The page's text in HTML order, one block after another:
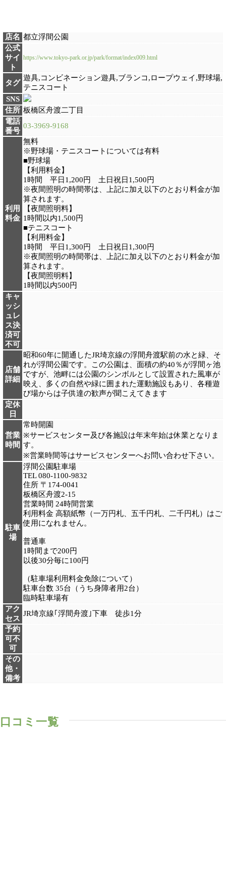
店名 都立浮間公園
公式
サイ
ト
https://www.tokyo-park.or.jp/park/format/index009.html
タグ
遊具,コンビネーション遊具,ブランコ,ロープウェイ,野球場,
テニスコート
SNS
住所 板橋区舟渡二丁目
電話
番号
03-3969-9168
利用
料金
無料
※野球場・テニスコートについては有料
■野球場
【利用料金】
1時間 平日1,200円 土日祝日1,500円
※夜間照明の時間帯は、上記に加え以下のとおり料金が加
算されます。
【夜間照明料】
1時間以内1,500円
■テニスコート
【利用料金】
1時間 平日1,300円 土日祝日1,300円
※夜間照明の時間帯は、上記に加え以下のとおり料金が加
算されます。
【夜間照明料】
1時間以内500円
キャ
ッシ
ュレ
ス決
済可
不可
店舗
詳細
昭和60年に開通したJR埼京線の浮間舟渡駅前の水と緑、そ
れが浮間公園です。この公園は、面積の約40％が浮間ヶ池
ですが、池畔には公園のシンボルとして設置された風車が
映え、多くの自然や緑に囲まれた運動施設もあり、各種遊
び場からは子供達の歓声が聞こえてきます
定休
日
営業
時間
常時開園
※サービスセンター及び各施設は年末年始は休業となりま
す。
※営業時間等はサービスセンターへお問い合わせ下さい。
駐車
場
浮間公園駐車場
TEL 080-1100-9832
住所 〒174-0041
板橋区舟渡2-15
営業時間 24時間営業
利用料金 高額紙幣（一万円札、五千円札、二千円札）はご
使用になれません。
普通車
1時間まで200円
以後30分毎に100円
（駐車場利用料金免除について）
駐車台数 35台（うち身障者用2台）
臨時駐車場有
アク
セス
JR埼京線｢浮間舟渡｣下車 徒歩1分
予約
可不
可
その
他・
備考
口コミ一覧